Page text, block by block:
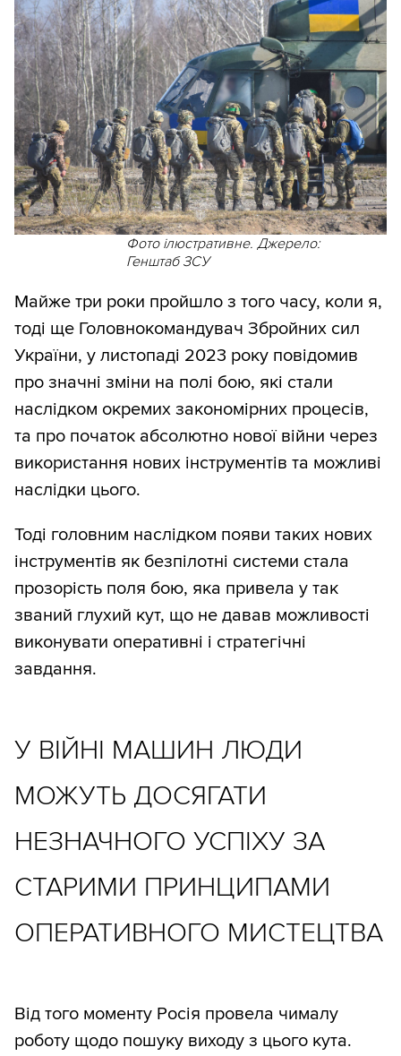
Фото ілюстративне. Джерело:
Генштаб ЗСУ
Майже три роки пройшло з того часу, коли я,
тоді ще Головнокомандувач Збройних сил
України, у листопаді 2023 року повідомив
про значні зміни на полі бою, які стали
наслідком окремих закономірних процесів,
та про початок абсолютно нової війни через
використання нових інструментів та можливі
наслідки цього.
Тоді головним наслідком появи таких нових
інструментів як безпілотні системи стала
прозорість поля бою, яка привела у так
званий глухий кут, що не давав можливості
виконувати оперативні і стратегічні
завдання.
У ВІЙНІ МАШИН ЛЮДИ
МОЖУТЬ ДОСЯГАТИ
НЕЗНАЧНОГО УСПІХУ ЗА
СТАРИМИ ПРИНЦИПАМИ
ОПЕРАТИВНОГО МИСТЕЦТВА
Від того моменту Росія провела чималу
роботу щодо пошуку виходу з цього кута.